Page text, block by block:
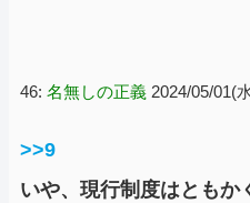
46: 名無しの正義 2024/05/01(
>>9
いや、現行制度はともか